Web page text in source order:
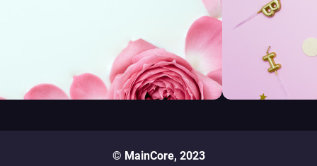
© MainCore, 2023